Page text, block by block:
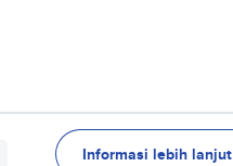
Informasi lebih lanjut